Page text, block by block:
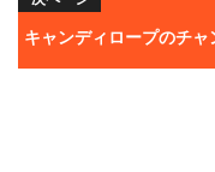
キャンディロープのチ